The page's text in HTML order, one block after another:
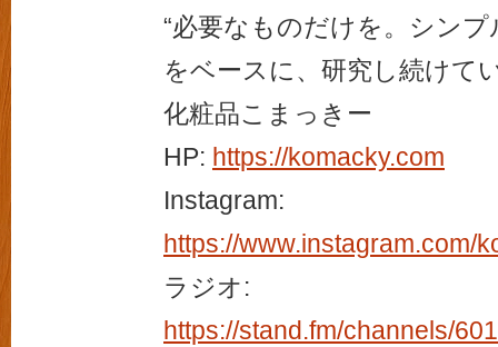
“必要なものだけを。シンプ
をベースに、研究し続けて
化粧品こまっきー
HP: https://komacky.com
Instagram:
https://www.instagram.com/
ラジオ:
https://stand.fm/channels/